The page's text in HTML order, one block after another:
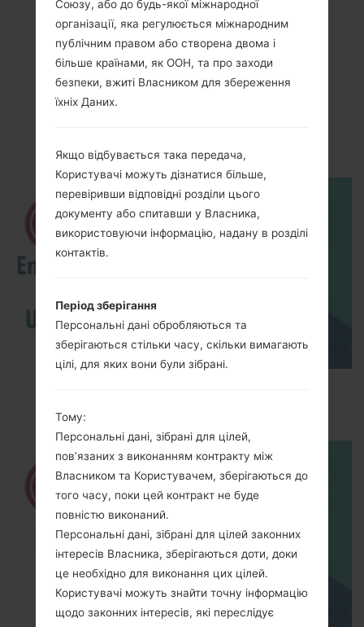
LGKG370(LGKG370)
Союзу, або до будь-якої міжнародної
організації, яка регулюється міжнародним
публічним правом або створена двома і
більше країнами, як ООН, та про заходи
безпеки, вжиті Власником для збереження
їхніх Даних.
Якщо відбувається така передача,
Користувачі можуть дізнатися більше,
перевіривши відповідні розділи цього
документу або спитавши у Власника,
використовуючи інформацію, надану в розділі
контактів.
Період зберігання
Персональні дані обробляються та
зберігаються стільки часу, скільки вимагають
цілі, для яких вони були зібрані.
Тому:
Персональні дані, зібрані для цілей,
пов’язаних з виконанням контракту між
Власником та Користувачем, зберігаються до
того часу, поки цей контракт не буде
повністю виконаний.
Персональні дані, зібрані для цілей законних
інтересів Власника, зберігаються доти, доки
це необхідно для виконання цих цілей.
Користувачі можуть знайти точну інформацію
щодо законних інтересів, які переслідує